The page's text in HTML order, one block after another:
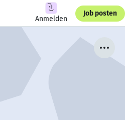
Anmelden
Job posten